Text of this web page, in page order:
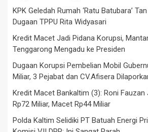
KPK Geledah Rumah ‘Ratu Batubara’
Dugaan TPPU Rita Widyasari
Kredit Macet Jadi Pidana Korupsi,
Tenggarong Mengadu ke Presiden
Dugaan Korupsi Pembelian Mobil
Miliar, 3 Pejabat dan CV.Afisera
Kredit Macet Bankaltim (3): Roni Fauzan
Rp72 Miliar, Macet Rp44 Miliar
Polda Kaltim Selidiki PT Batuah Energi